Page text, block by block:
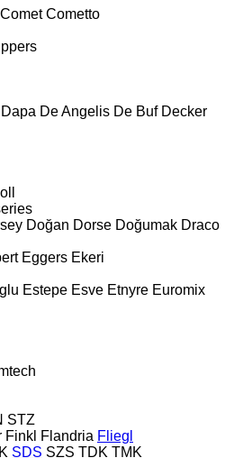
Comet Cometto
Dapa De Angelis De Buf Decker
Doğan Dorse Doğumak Draco
Eggers Ekeri
Estepe Esve Etnyre Euromix
STZ
Finkl Flandria Fliegl
SDS SZS TDK TMK